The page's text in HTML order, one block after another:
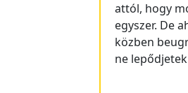
attól, hogy
egyszer. De
közben
ne